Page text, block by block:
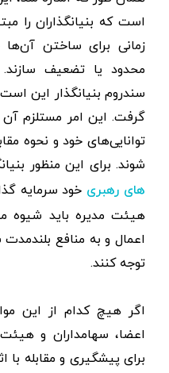
است که بنیانگذاران را
زمانی برای ساختن
محدود یا تضعیف سازند.
سندروم بنیانگذار این است
گرفت. این امر مستلزم
توانایی‌های خود و نحوه
شوند. برای این منظور
های رهبری خود سرمایه
هیئت مدیره باید شیوه
اعمال و به منافع
توجه کنند.
اگر هیچ کدام از این
اعضا، سهامداران و
برای پیشگیری و مقابله با